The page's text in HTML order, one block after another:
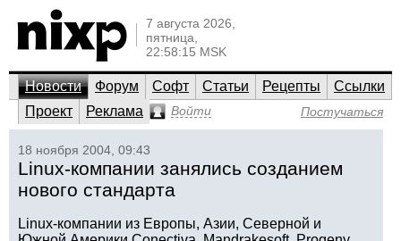
7 августа 2026,
пятница,
22:58:15 MSK
Новости Форум Софт Статьи Рецепты
Ссылки
Проект
Реклама Войти Постучаться
18 ноября 2004, 09:43
Linux-компании занялись созданием
нового стандарта
Linux-компании из Европы, Азии, Северной и